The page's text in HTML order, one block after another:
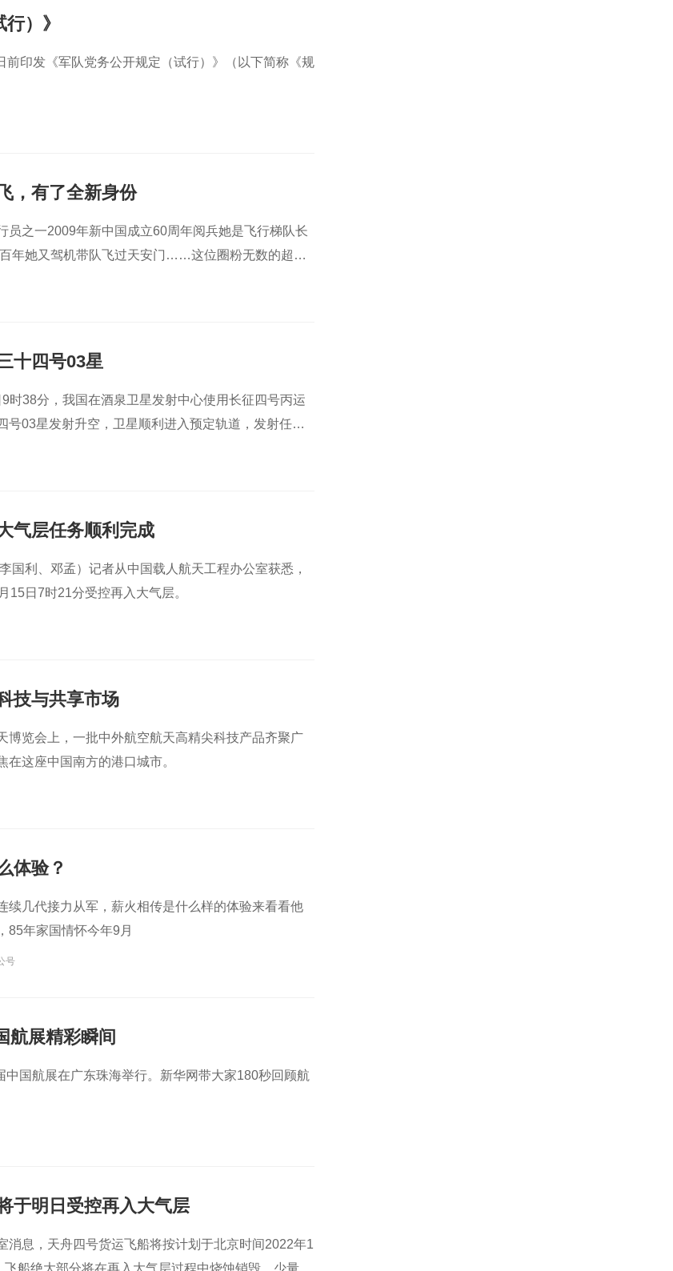
）》
印发《军队党务公开规定（试行）》（以下简称《规
，有了全新身份
员之一2009年新中国成立60周年阅兵她是飞行梯队长
年她又驾机带队飞过天安门……这位圈粉无数的超帅
圆梦她
十四号03星
时38分，我国在酒泉卫星发射中心使用长征四号丙运
号03星发射升空，卫星顺利进入预定轨道，发射任务
气层任务顺利完成
国利、邓孟）记者从中国载人航天工程办公室获悉，
15日7时21分受控再入大气层。
技与共享市场
博览会上，一批中外航空航天高精尖科技产品齐聚广
在这座中国南方的港口城市。
体验？
续几代接力从军，薪火相传是什么样的体验来看看他
85年家国情怀今年9月
号
航展精彩瞬间
中国航展在广东珠海举行。新华网带大家180秒回顾航
于明日受控再入大气层
消息，天舟四号货运飞船将按计划于北京时间2022年1
船绝大部分将在再入大气层过程中烧蚀销毁，少量残